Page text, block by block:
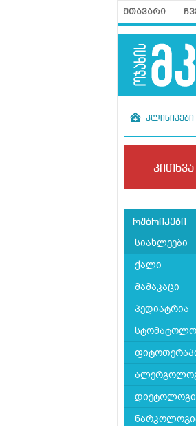
მთავარი
კლინიკები
კითხვა
რუბრიკები
სიახლეები
ქალი
მამაკაცი
პედიატრია